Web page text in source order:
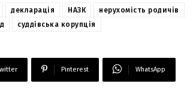
декларація НАЗК
нерухомість родичів
суддівська корупція
Pinterest WhatsApp